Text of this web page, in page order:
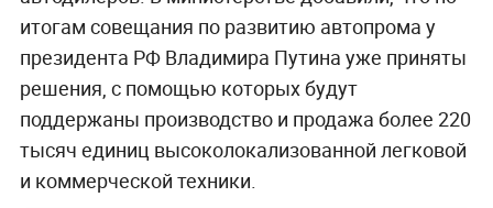
итогам совещания по развитию автопрома у
президента РФ Владимира Путина уже приняты
решения, с помощью которых будут
поддержаны производство и продажа более 220
тысяч единиц высоколокализованной легковой
и коммерческой техники.